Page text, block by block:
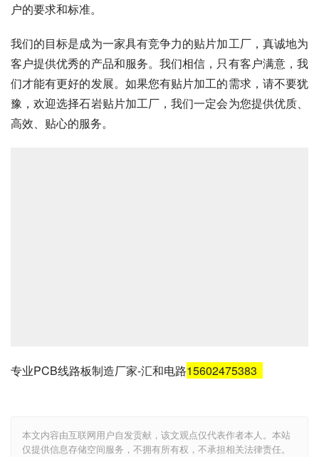
户的要求和标准。
我们的目标是成为一家具有竞争力的贴片加工厂，真诚地为
客户提供优秀的产品和服务。我们相信，只有客户满意，我
们才能有更好的发展。如果您有贴片加工的需求，请不要犹
豫，欢迎选择石岩贴片加工厂，我们一定会为您提供优质、
高效、贴心的服务。
专业PCB线路板制造厂家-汇和电路15602475383
本文内容由互联网用户自发贡献，该文观点仅代表作者本人。本站
仅提供信息存储空间服务，不拥有所有权，不承担相关法律责任。